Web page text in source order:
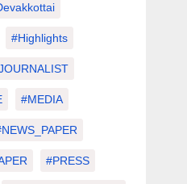
#highlights
#MEDIA
#PRESS